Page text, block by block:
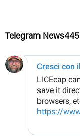
Telegram News445